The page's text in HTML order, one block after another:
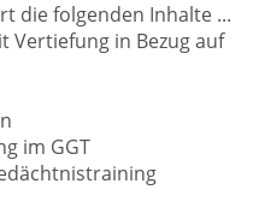
die folgenden Inhalte ...
Vertiefung in Bezug auf
im GGT